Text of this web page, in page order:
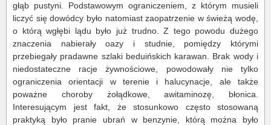
głąb pustyni. Podstawowym ograniczeniem, z którym musieli
liczyć się dowódcy było natomiast zaopatrzenie w świeżą wodę,
o którą wgłębi lądu było już trudno. Z tego powodu dużego
znaczenia nabierały oazy i studnie, pomiędzy którymi
przebiegały pradawne szlaki beduińskich karawan. Brak wody i
niedostateczne racje żywnościowe, powodowały nie tylko
ograniczenia orientacji w terenie i halucynacje, ale także
poważne choroby żołądkowe, awitaminozę, błonica.
Interesującym jest fakt, że stosunkowo często stosowaną
praktyką było pranie ubrań w benzynie, którą można było